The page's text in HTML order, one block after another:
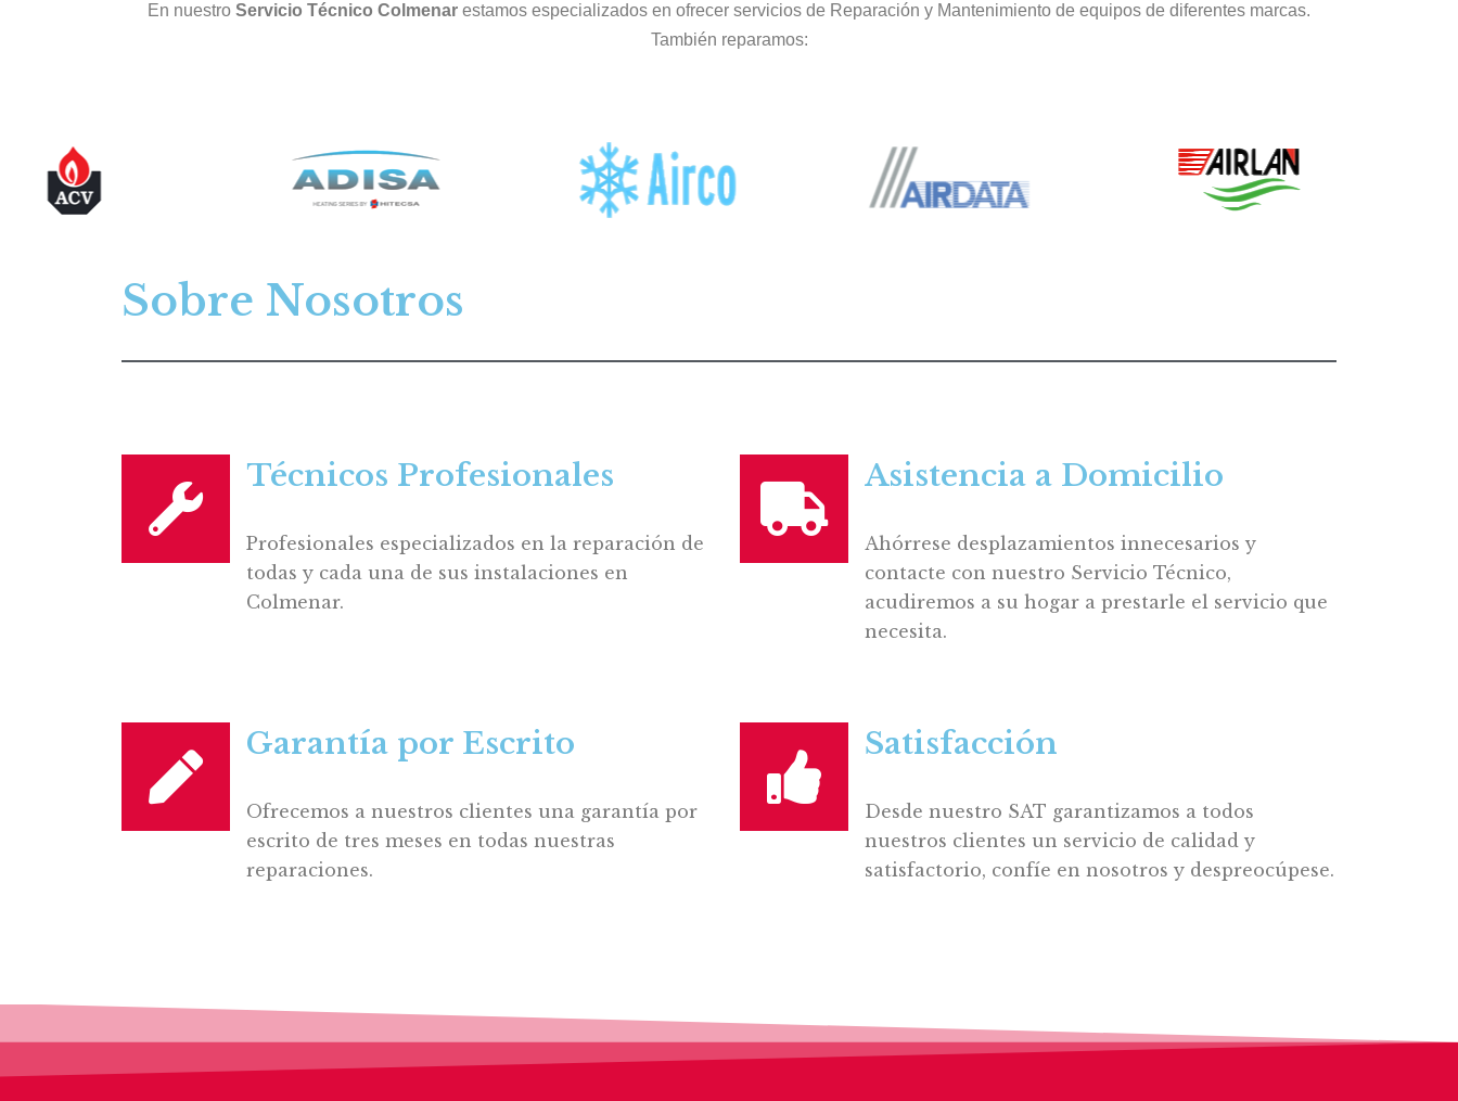
En nuestro Servicio Técnico Colmenar estamos especializados en ofrecer servicios de Reparación y Mantenimiento de equipos de diferentes marcas.
También reparamos:
Sobre Nosotros
Técnicos Profesionales
Profesionales especializados en la reparación de
todas y cada una de sus instalaciones en
Colmenar.
Asistencia a Domicilio
Ahórrese desplazamientos innecesarios y
contacte con nuestro Servicio Técnico,
acudiremos a su hogar a prestarle el servicio que
necesita.
Garantía por Escrito
Ofrecemos a nuestros clientes una garantía por
escrito de tres meses en todas nuestras
reparaciones.
Satisfacción
Desde nuestro SAT garantizamos a todos
nuestros clientes un servicio de calidad y
satisfactorio, confíe en nosotros y despreocúpese.